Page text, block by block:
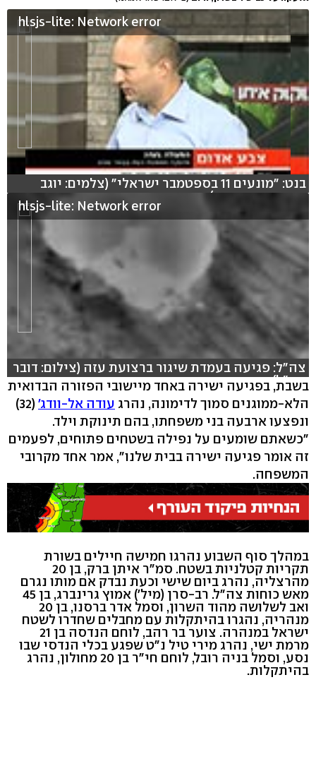
hlsjs-lite: Network error
בנט: "מונעים 11 בספטמבר ישראלי" (צלמים: יוגב
אטיאס ואסי כהן)
hlsjs-lite: Network error
צה"ל: פגיעה בעמדת שיגור ברצועת עזה (צילום: דובר
צה"ל)
בשבת, בפגיעה ישירה באחד מיישובי הפזורה הבדואית
הלא-ממוגנים סמוך לדימונה, נהרג עודה אל-וודג'
(32)
ונפצעו ארבעה בני משפחתו, בהם תינוקת וילד.
"כשאתם שומעים על נפילה בשטחים פתוחים, לפעמים
זה אומר פגיעה ישירה בבית שלנו", אמר אחד מקרובי
המשפחה.
במהלך סוף השבוע נהרגו חמישה חיילים בשורת
תקריות קטלניות בשטח. סמ"ר איתן ברק, בן 20
מהרצליה, נהרג ביום שישי וכעת נבדק אם מותו נגרם
מאש כוחות צה"ל. רב-סרן (מיל') אמוץ גרינברג, בן 45
ואב לשלושה מהוד השרון, וסמל אדר ברסנו, בן 20
מנהריה, נהגרו בהיתקלות עם מחבלים שחדרו לשטח
ישראל במנהרה. צוער בר רהב, לוחם הנדסה בן 21
מרמת ישי, נהרג מירי טיל נ"ט שפגע בכלי הנדסי שבו
נסע, וסמל בניה רובל, לוחם חי"ר בן 20 מחולון, נהרג
בהיתקלות.